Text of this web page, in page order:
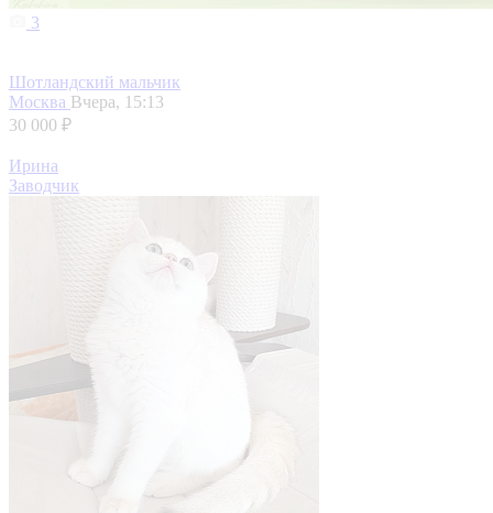
3
Шотландский мальчик
Москва Вчера, 15:13
30 000 ₽
Ирина
Заводчик